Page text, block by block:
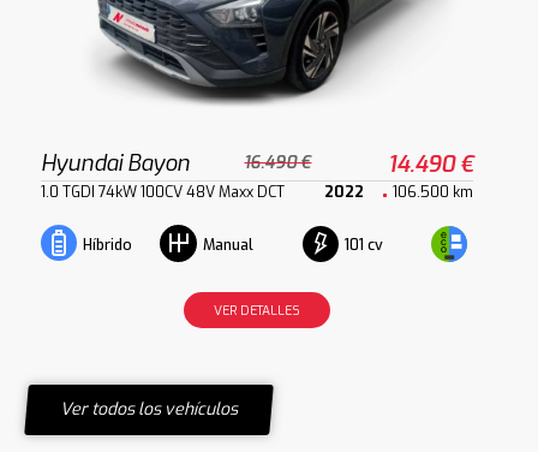
Hyundai Bayon 16.490 € 14.490 €
1.0 TGDI 74kW 100CV 48V Maxx DCT 2022 106.500 km
Híbrido Manual 101 cv
VER DETALLES
Ver todos los vehículos